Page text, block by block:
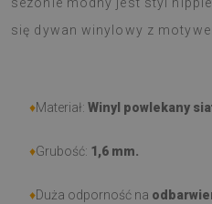
się dywan winylowy z
♦Materiał: Winyl powlekany
♦Grubość: 1,6 mm.
♦Duża odporność na